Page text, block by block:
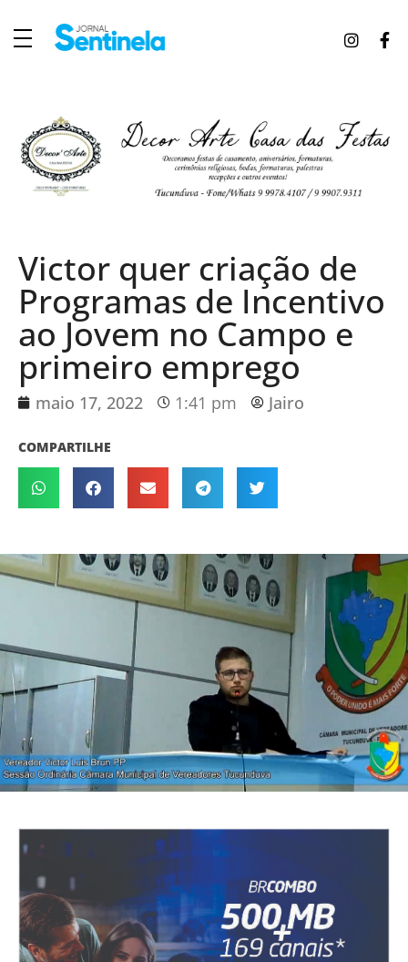
Victor quer criação de
Programas de Incentivo
ao Jovem no Campo e
primeiro emprego
maio 17, 2022 1:41 pm Jairo
COMPARTILHE